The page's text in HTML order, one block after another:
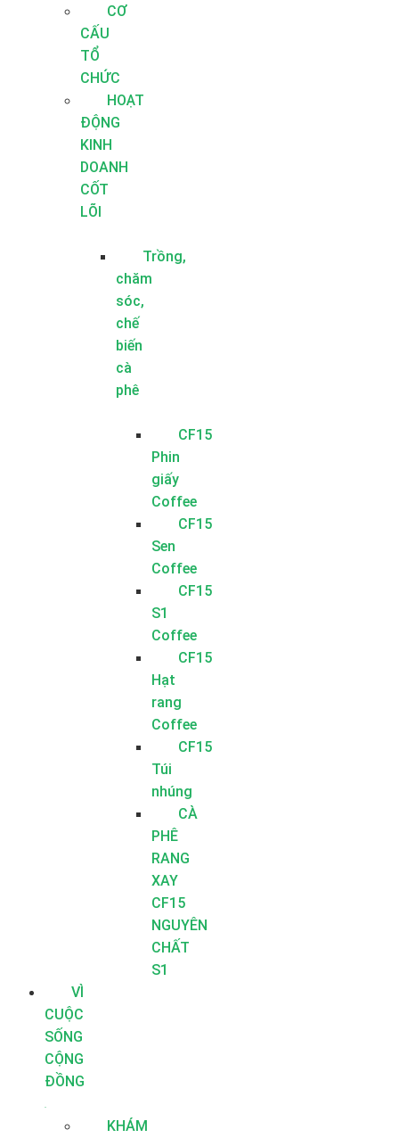
CƠ
CẤU
TỔ
CHỨC
HOẠT
ĐỘNG
KINH
DOANH
CỐT
LÕI
Trồng,
chăm
sóc,
chế
biến
cà
phê
CF15
Phin
giấy
Coffee
CF15
Sen
Coffee
CF15
S1
Coffee
CF15
Hạt
rang
Coffee
CF15
Túi
nhúng
CÀ
PHÊ
RANG
XAY
CF15
NGUYÊN
CHẤT
S1
VÌ
CUỘC
SỐNG
CỘNG
ĐỒNG
KHÁM